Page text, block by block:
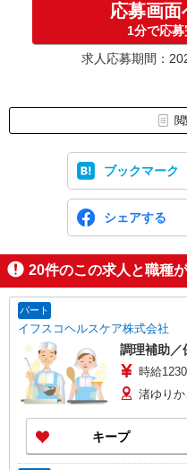
応募画面
1分で応
求人応募期間：
閲
ブックマーク
シェアする
20件のこの求人と職種
パート
イフスコヘルスケア株式会社
調理補助／
時給
渚ゆりか
キープ